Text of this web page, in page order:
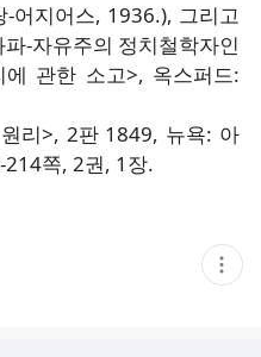
어지어스, 1936.), 그리고
-자유주의 정치철학자인
관한 소고>, 옥스퍼드:
리>, 2판 1849, 뉴욕: 아
쪽, 2권, 1장.
현
재